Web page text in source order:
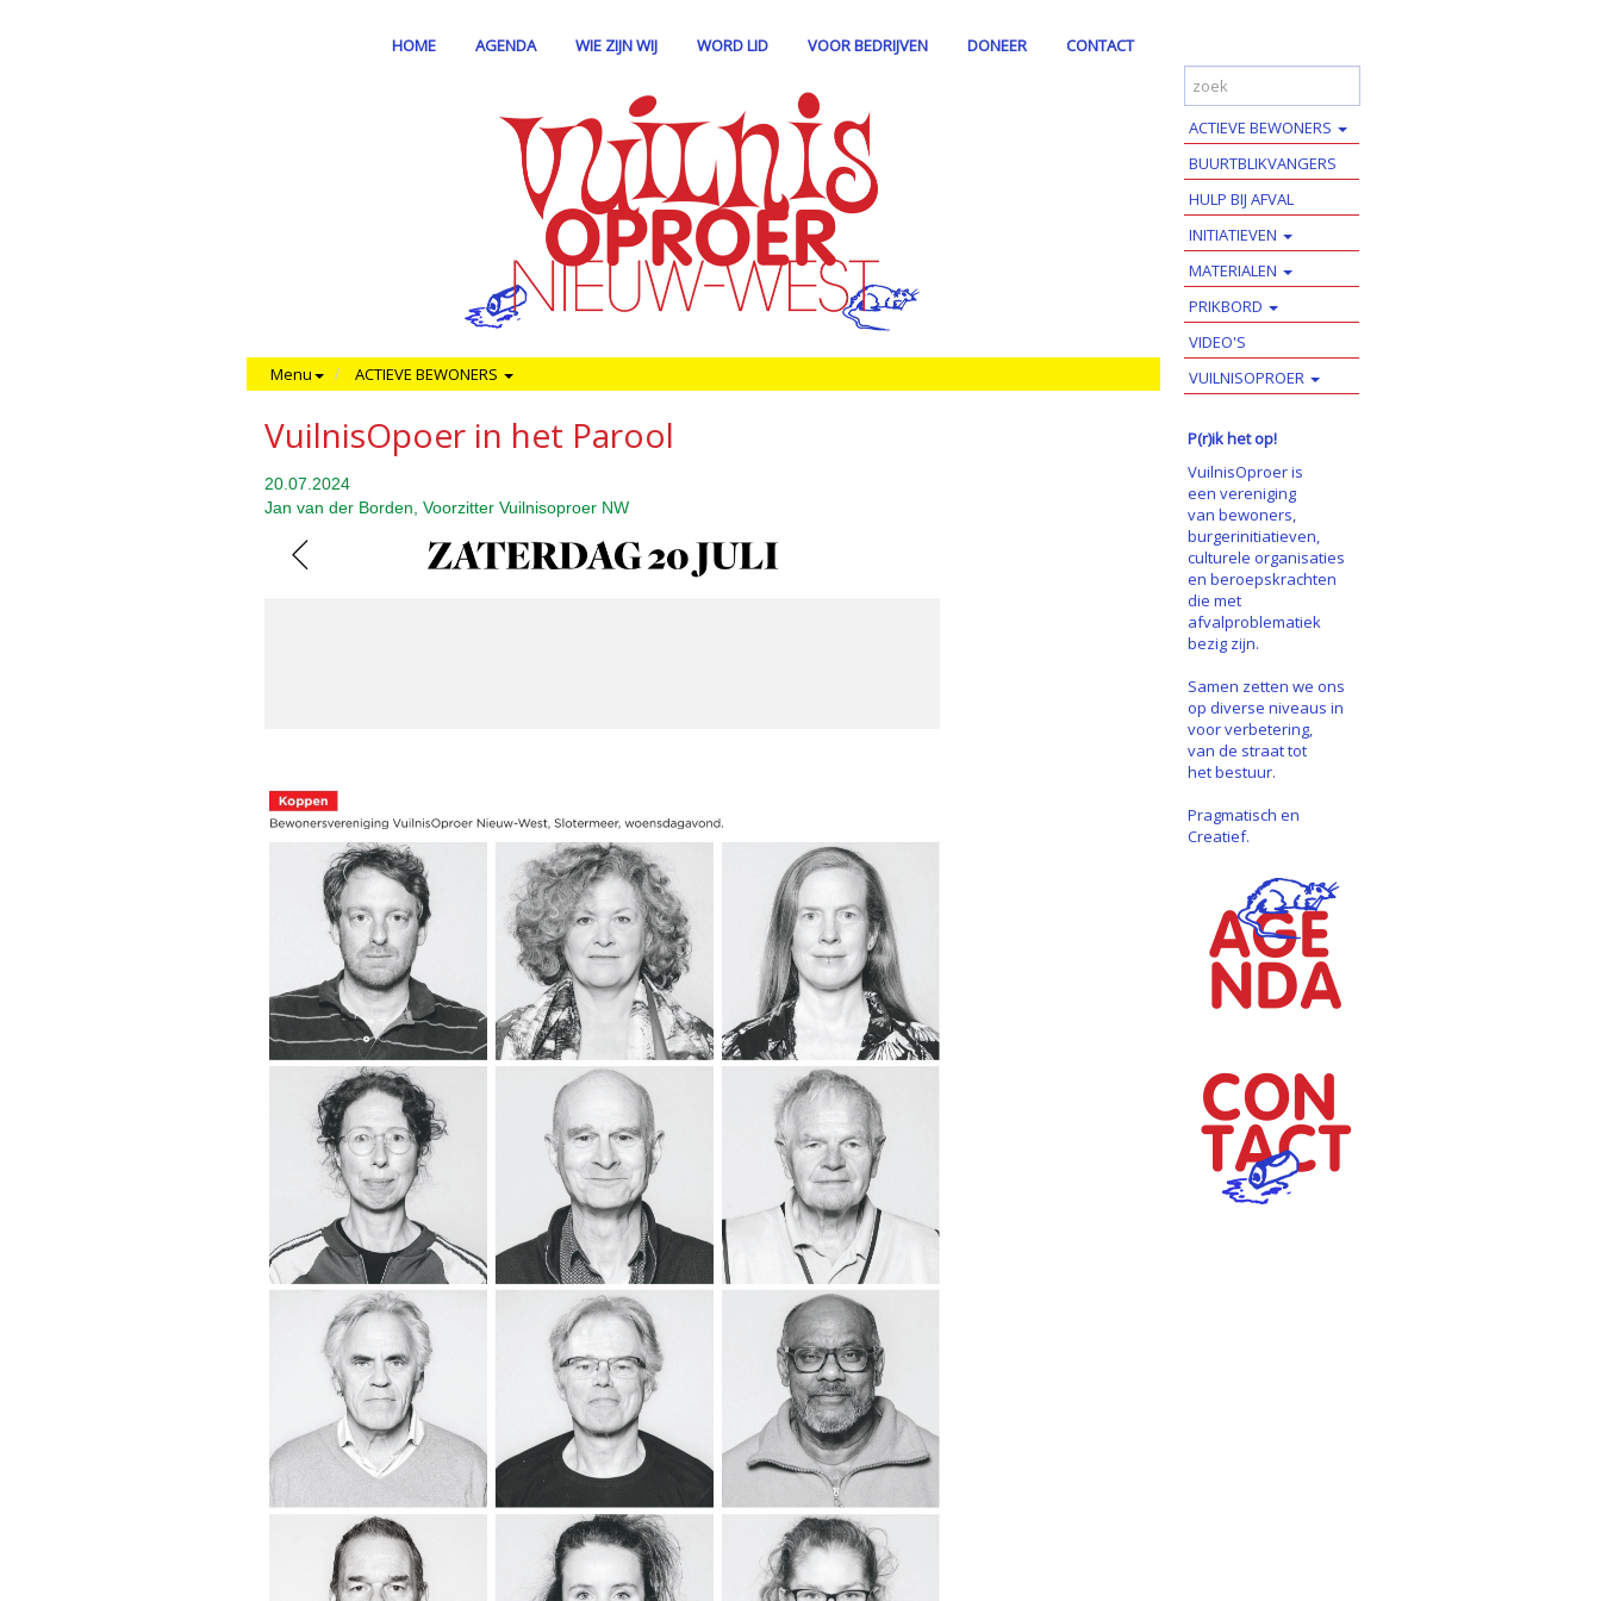
HOME AGENDA WIE ZIJN WIJ WORD LID VOOR BEDRIJVEN DONEER CONTACT
Menu ACTIEVE BEWONERS
VuilnisOpoer in het Parool
20.07.2024
Jan van der Borden, Voorzitter Vuilnisoproer NW
ACTIEVE BEWONERS
BUURTBLIKVANGERS
HULP BIJ AFVAL
INITIATIEVEN
MATERIALEN
PRIKBORD
VIDEO'S
VUILNISOPROER
P(r)ik het op!
VuilnisOproer is
een vereniging
van bewoners,
burgerinitiatieven,
culturele organisaties
en beroepskrachten
die met
afvalproblematiek
bezig zijn.
Samen zetten we ons
op diverse niveaus in
voor verbetering,
van de straat tot
het bestuur.
Pragmatisch en
Creatief.